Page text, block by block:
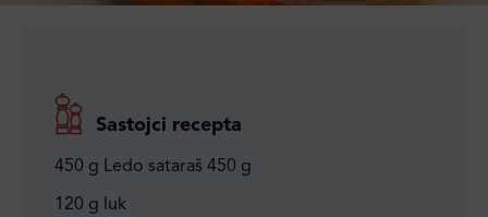
Sastojci recepta
450 g Ledo sataraš 450 g
120 g luk